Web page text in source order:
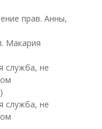
прав. Анны,
Макария